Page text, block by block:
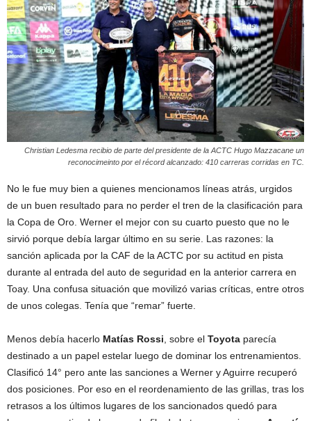
Christian Ledesma recibio de parte del presidente de la ACTC Hugo Mazzacane un
reconocimeinto por el récord alcanzado: 410 carreras corridas en TC.
No le fue muy bien a quienes mencionamos líneas atrás, urgidos
de un buen resultado para no perder el tren de la clasificación para
la Copa de Oro. Werner el mejor con su cuarto puesto que no le
sirvió porque debía largar último en su serie. Las razones: la
sanción aplicada por la CAF de la ACTC por su actitud en pista
durante al entrada del auto de seguridad en la anterior carrera en
Toay. Una confusa situación que movilizó varias críticas, entre otros
de unos colegas. Tenía que “remar” fuerte.
Menos debía hacerlo Matías Rossi , sobre el Toyota parecía
destinado a un papel estelar luego de dominar los entrenamientos.
Clasificó 14° pero ante las sanciones a Werner y Aguirre recuperó
dos posiciones. Por eso en el reordenamiento de las grillas, tras los
retrasos a los últimos lugares de los sancionados quedó para